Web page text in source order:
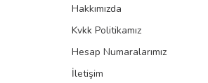
Hakkımızda
Kvkk Politikamız
Hesap Numaralarımız
İletişim